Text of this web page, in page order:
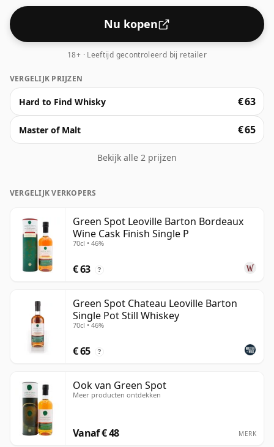
appel, meloen en kruidnagel, vouwend in een sappig
gehemelte van fruitige custard, nootmuskaat en de
subtiele beet van framboos.
Nu kopen
18+ · Leeftijd gecontroleerd bij retailer
VERGELIJK PRIJZEN
Hard to Find Whisky € 63
Master of Malt € 65
Bekijk alle 2 prijzen
VERGELIJK VERKOPERS
Green Spot Leoville Barton Bordeaux
Wine Cask Finish Single P
70cl • 46%
€ 63 ?
Green Spot Chateau Leoville Barton
Single Pot Still Whiskey
70cl • 46%
€ 65 ?
Ook van Green Spot
Meer producten ontdekken
Vanaf € 48 MERK